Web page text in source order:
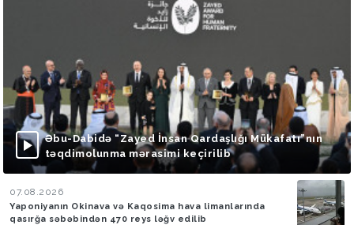
Əbu-Dabidə “Zayed İnsan Qardaşlığı Mükafatı”nın
təqdimolunma mərasimi keçirilib
07.08.2026
Yaponiyanın Okinava və Kaqosima hava limanlarında
qasırğa səbəbindən 470 reys ləğv edilib